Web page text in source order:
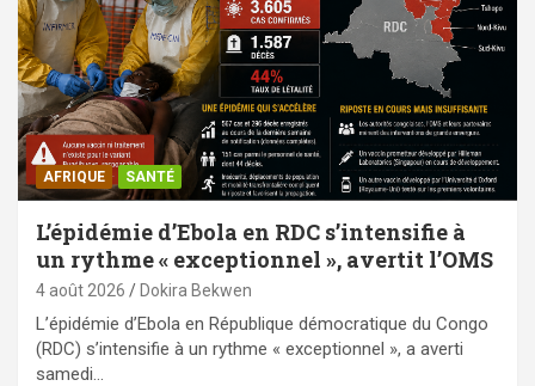
AFRIQUE SANTÉ
L’épidémie d’Ebola en RDC s’intensifie à
un rythme « exceptionnel », avertit l’OMS
4 août 2026 Dokira Bekwen
L’épidémie d’Ebola en République démocratique du Congo
(RDC) s’intensifie à un rythme « exceptionnel », a averti
samedi…